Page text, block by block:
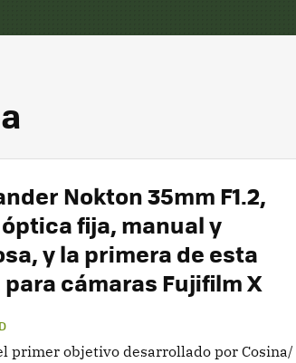
Nokton 35mm F1.2,
fija, manual y
y la primera de esta
cámaras Fujifilm X
primer objetivo desarrollado por Cosina/